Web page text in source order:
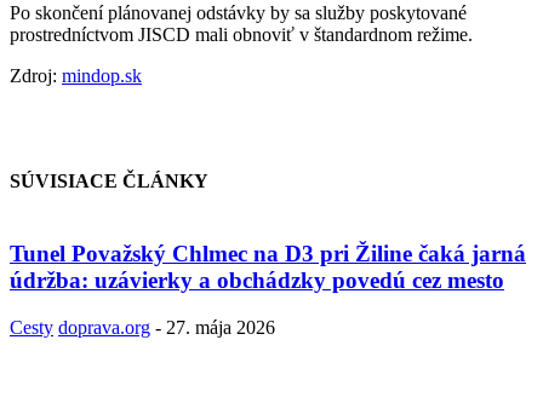
Po skončení plánovanej odstávky by sa služby poskytované
prostredníctvom JISCD mali obnoviť v štandardnom režime.
Zdroj: mindop.sk
SÚVISIACE ČLÁNKY
Tunel Považský Chlmec na D3 pri Žiline čaká jarná
údržba: uzávierky a obchádzky povedú cez mesto
Cesty doprava.org - 27. mája 2026